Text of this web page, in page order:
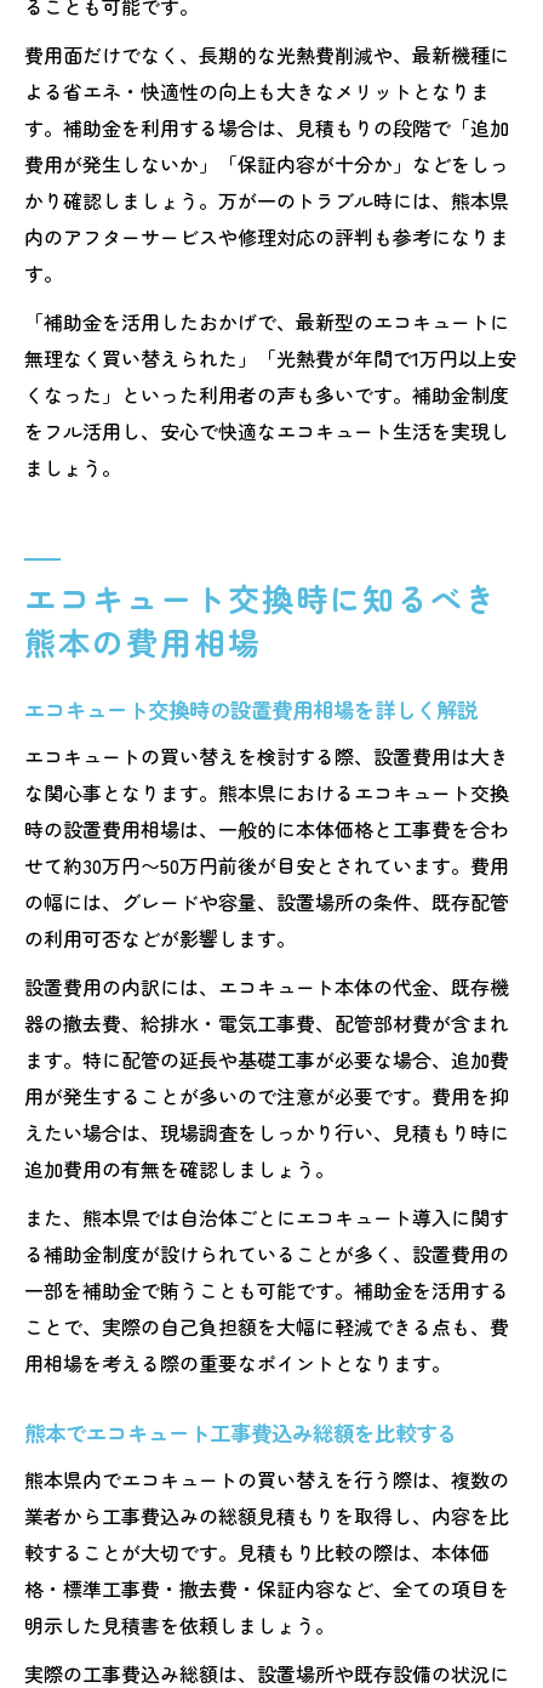
費用面だけでなく、長期的な光熱費削減や、最新機種に
よる省エネ・快適性の向上も大きなメリットとなりま
す。補助金を利用する場合は、見積もりの段階で「追加
費用が発生しないか」「保証内容が十分か」などをしっ
かり確認しましょう。万が一のトラブル時には、熊本県
内のアフターサービスや修理対応の評判も参考になりま
す。
「補助金を活用したおかげで、最新型のエコキュートに
無理なく買い替えられた」「光熱費が年間で1万円以上安
くなった」といった利用者の声も多いです。補助金制度
をフル活用し、安心で快適なエコキュート生活を実現し
ましょう。
エコキュート交換時に知るべき
熊本の費用相場
エコキュート交換時の設置費用相場を詳しく解説
エコキュートの買い替えを検討する際、設置費用は大き
な関心事となります。熊本県におけるエコキュート交換
時の設置費用相場は、一般的に本体価格と工事費を合わ
せて約30万円〜50万円前後が目安とされています。費用
の幅には、グレードや容量、設置場所の条件、既存配管
の利用可否などが影響します。
設置費用の内訳には、エコキュート本体の代金、既存機
器の撤去費、給排水・電気工事費、配管部材費が含まれ
ます。特に配管の延長や基礎工事が必要な場合、追加費
用が発生することが多いので注意が必要です。費用を抑
えたい場合は、現場調査をしっかり行い、見積もり時に
追加費用の有無を確認しましょう。
また、熊本県では自治体ごとにエコキュート導入に関す
る補助金制度が設けられていることが多く、設置費用の
一部を補助金で賄うことも可能です。補助金を活用する
ことで、実際の自己負担額を大幅に軽減できる点も、費
用相場を考える際の重要なポイントとなります。
熊本でエコキュート工事費込み総額を比較する
熊本県内でエコキュートの買い替えを行う際は、複数の
業者から工事費込みの総額見積もりを取得し、内容を比
較することが大切です。見積もり比較の際は、本体価
格・標準工事費・撤去費・保証内容など、全ての項目を
明示した見積書を依頼しましょう。
実際の工事費込み総額は、設置場所や既存設備の状況に